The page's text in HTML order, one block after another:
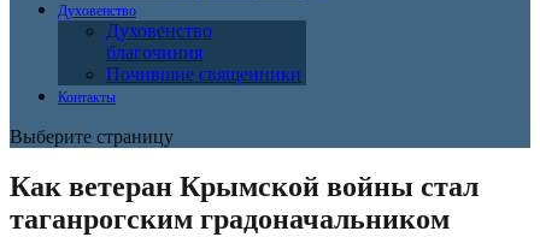
Духовенство
Духовенство
благочиния
Почившие священники
Контакты
Выберите страницу
Как ветеран Крымской войны стал
таганрогским градоначальником